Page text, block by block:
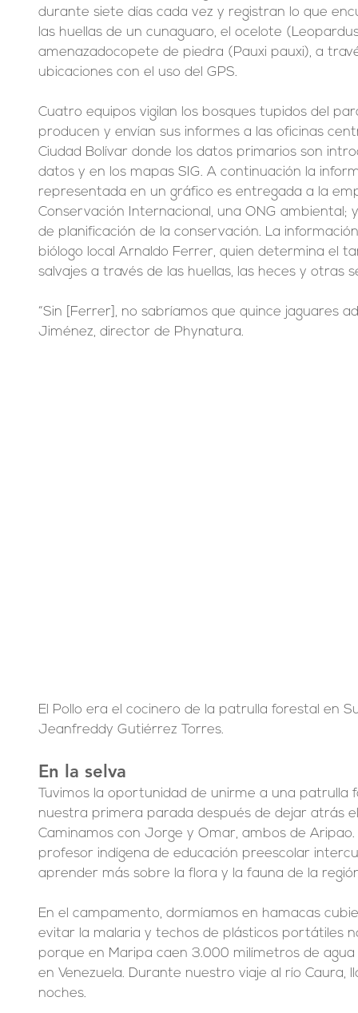
durante siete días cada vez y registran lo que
las huellas de un cunaguaro, el ocelote
amenazadocopete de piedra (Pauxi pauxi), a
ubicaciones con el uso del GPS.
Cuatro equipos vigilan los bosques tupidos del
producen y envían sus informes a las oficinas
Ciudad Bolívar donde los datos primarios son
datos y en los mapas SIG. A continuación la
representada en un gráfico es entregada a la
Conservación Internacional, una ONG ambiental;
de planificación de la conservación. La
biólogo local Arnaldo Ferrer, quien determina el
salvajes a través de las huellas, las heces y otras
“Sin [Ferrer], no sabríamos que quince jaguares
Jiménez, director de Phynatura.
El Pollo era el cocinero de la patrulla forestal en
Jeanfreddy Gutiérrez Torres.
En la selva
Tuvimos la oportunidad de unirme a una
nuestra primera parada después de dejar atrás
Caminamos con Jorge y Omar, ambos de
profesor indígena de educación preescolar
aprender más sobre la flora y la fauna de la
En el campamento, dormíamos en hamacas
evitar la malaria y techos de plásticos portátiles
porque en Maripa caen 3.000 milímetros de
en Venezuela. Durante nuestro viaje al río Caura,
noches.